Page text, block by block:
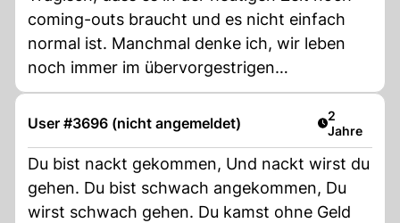
coming-outs braucht und es nicht einfach
normal ist. Manchmal denke ich, wir leben
noch immer im übervorgestrigen
Jahrhundert.
User #3696 (nicht angemeldet) Artikel
2
Jahre
Du bist nackt gekommen, Und nackt wirst du
gehen. Du bist schwach angekommen, Du
wirst schwach gehen. Du kamst ohne Geld